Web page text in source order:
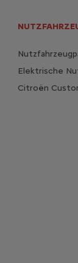
Elektrische
Citroën